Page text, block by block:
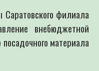
филиала
внебюджетной
материала